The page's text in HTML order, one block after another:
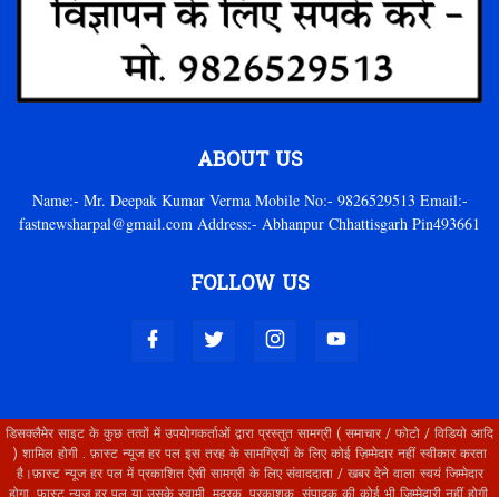
ABOUT US
Name:- Mr. Deepak Kumar Verma Mobile No:- 9826529513 Email:-
fastnewsharpal@gmail.com Address:- Abhanpur Chhattisgarh Pin493661
FOLLOW US
डिसक्लैमेर साइट के कुछ तत्वों में उपयोगकर्ताओं द्वारा प्रस्तुत सामग्री ( समाचार / फोटो / विडियो आदि
) शामिल होगी . फ़ास्ट न्यूज हर पल इस तरह के सामग्रियों के लिए कोई ज़िम्मेदार नहीं स्वीकार करता
है।फ़ास्ट न्यूज हर पल में प्रकाशित ऐसी सामग्री के लिए संवाददाता / खबर देने वाला स्वयं जिम्मेदार